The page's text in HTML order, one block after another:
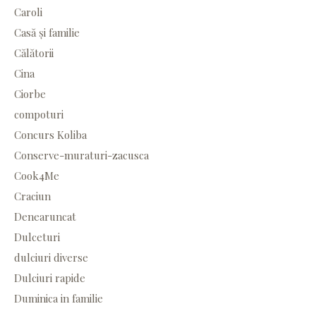
Caroli
Casă și familie
Călătorii
Cina
Ciorbe
compoturi
Concurs Koliba
Conserve-muraturi-zacusca
Cook4Me
Craciun
Denearuncat
Dulceturi
dulciuri diverse
Dulciuri rapide
Duminica in familie